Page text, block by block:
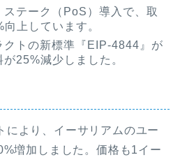
ステーク（PoS）導入で、取
上しています。
クトの新標準『EIP-4844』が
25%減少しました。
により、イーサリアムのユー
増加しました。価格も1イー